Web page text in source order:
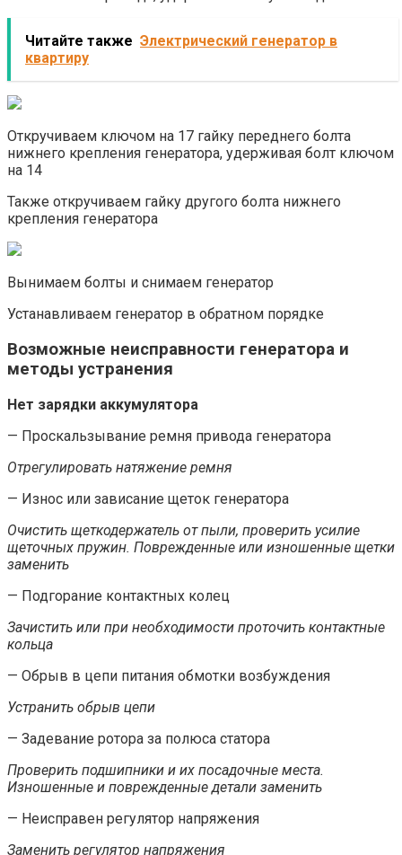
Читайте также Электрический генератор в
квартиру
Откручиваем ключом на 17 гайку переднего болта
нижнего крепления генератора, удерживая болт ключом
на 14
Также откручиваем гайку другого болта нижнего
крепления генератора
Вынимаем болты и снимаем генератор
Устанавливаем генератор в обратном порядке
Возможные неисправности генератора и
методы устранения
Нет зарядки аккумулятора
— Проскальзывание ремня привода генератора
Отрегулировать натяжение ремня
— Износ или зависание щеток генератора
Очистить щеткодержатель от пыли, проверить усилие
щеточных пружин. Поврежденные или изношенные щетки
заменить
— Подгорание контактных колец
Зачистить или при необходимости проточить контактные
кольца
— Обрыв в цепи питания обмотки возбуждения
Устранить обрыв цепи
— Задевание ротора за полюса статора
Проверить подшипники и их посадочные места.
Изношенные и поврежденные детали заменить
— Неисправен регулятор напряжения
Заменить регулятор напряжения